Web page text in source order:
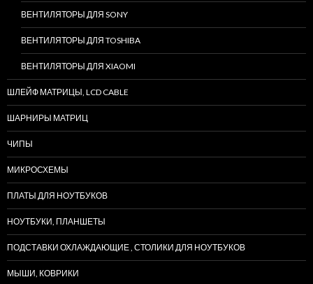
ВЕНТИЛЯТОРЫ ДЛЯ SONY
ВЕНТИЛЯТОРЫ ДЛЯ TOSHIBA
ВЕНТИЛЯТОРЫ ДЛЯ XIAOMI
ШЛЕЙФ МАТРИЦЫ, LCD CABLE
ШАРНИРЫ МАТРИЦ
ЧИПЫ
МИКРОСХЕМЫ
ПЛАТЫ ДЛЯ НОУТБУКОВ
НОУТБУКИ, ПЛАНШЕТЫ
ПОДСТАВКИ ОХЛАЖДАЮЩИЕ , СТОЛИКИ ДЛЯ НОУТБУКОВ
МЫШИ, КОВРИКИ